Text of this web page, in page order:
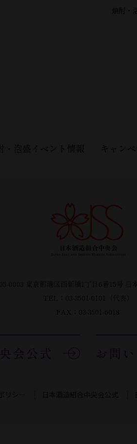
焼酎・
・泡盛イベント情報 キャン
0003 東京都港区西新橋1丁目6番15号 日
TEL：03-3501-0101（代表）
FAX：03-3501-6018
会公式 お問
リシー 日本酒造組合中央会公式